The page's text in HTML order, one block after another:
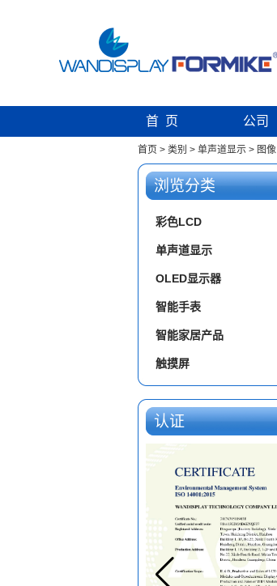
首 页 公司
首页 > 类别 > 单声道显示 > 图像
浏览分类
彩色LCD
单声道显示
OLED显示器
智能手表
智能家居产品
触摸屏
认证